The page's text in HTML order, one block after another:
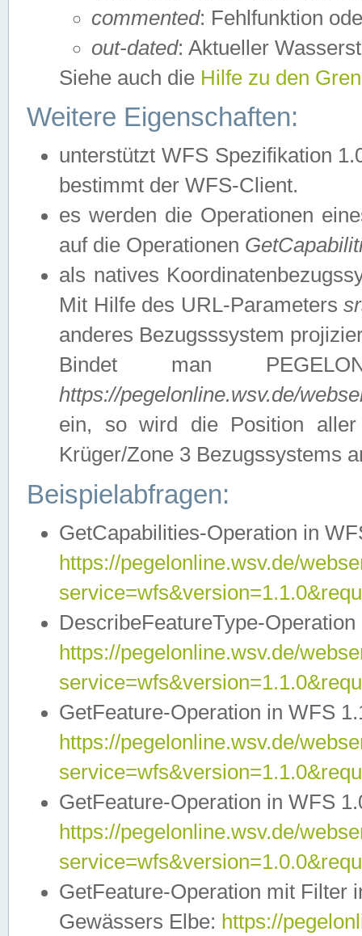
commented: Fehlfunktion
out-dated: Aktueller
Siehe auch die Hilfe zu den
Weitere Eigenschaften:
unterstützt WFS Spezifikation
bestimmt der WFS-Client.
es werden die Operationen
auf die Operationen
als natives
Mit Hilfe des URL-Parameters
anderes Bezugsssystem
Bindet man
https://pegelonline.wsv.de/
ein, so wird die Position
Krüger/Zone 3 Bezugssystems
Beispielabfragen:
GetCapabilities-Operation in
https://pegelonline.wsv.de/
DescribeFeatureType-
https://pegelonline.wsv.de/
GetFeature-Operation in WFS
https://pegelonline.wsv.de/
GetFeature-Operation in WFS
https://pegelonline.wsv.de/
GetFeature-Operation mit Filter
Gewässers Elbe: https://